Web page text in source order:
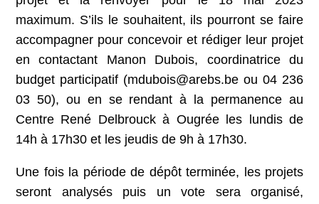
maximum. S’ils le souhaitent, ils pourront se faire
accompagner pour concevoir et rédiger leur projet
en contactant Manon Dubois, coordinatrice du
budget participatif (mdubois@arebs.be ou 04 236
03 50), ou en se rendant à la permanence au
Centre René Delbrouck à Ougrée les lundis de
14h à 17h30 et les jeudis de 9h à 17h30.
Une fois la période de dépôt terminée, les projets
seront analysés puis un vote sera organisé,